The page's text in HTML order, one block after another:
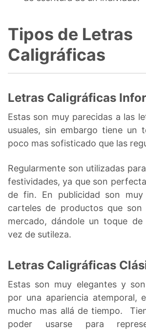
Tipos de Letras
Caligráficas
Letras Caligráficas
Estas son muy parecidas a las
usuales, sin embargo tiene un
poco mas sofisticado que las
Regularmente son utilizadas
festividades, ya que son
de fin. En publicidad son muy
carteles de productos que son
mercado, dándole un toque
vez de sutileza.
Letras Caligráficas
Estas son muy elegantes y
por una apariencia atemporal,
mucho mas allá de tiempo.
poder usarse para